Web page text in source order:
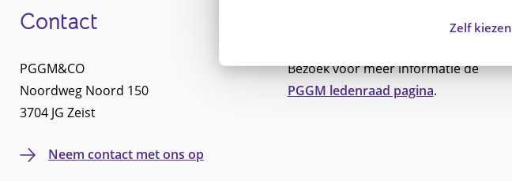
Zelf kiezen
Footer
Contact
PGGM&CO
Noordweg Noord 150
3704 JG Zeist
Neem contact met ons op
Bezoek voor meer informatie de
PGGM ledenraad pagina.